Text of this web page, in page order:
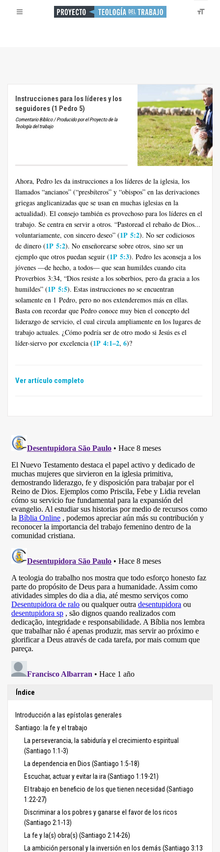
Instrucciones para los líderes y los
seguidores (1 Pedro 5)
Comentario Bíblico / Producido por el Proyecto de la
Teología del trabajo
Ahora, Pedro les da instrucciones a los líderes de la iglesia, los
llamados “ancianos” (“presbíteros” y “obispos” en las derivaciones
griegas anglicanizadas que se usan en muchas iglesias en la
actualidad). El consejo también es provechoso para los líderes en el
trabajo. Se centra en servir a otros. “Pastoread el rebaño de Dios...
voluntariamente, con sincero deseo” (1P 5:2). No ser codiciosos
de dinero (1P 5:2). No enseñorearse sobre otros, sino ser un
ejemplo que otros puedan seguir (1P 5:3). Pedro les aconseja a los
jóvenes —de hecho, a todos— que sean humildes cuando cita
Proverbios 3:34, “Dios resiste a los soberbios, pero da gracia a los
humildes” (1P 5:5). Estas instrucciones no se encuentran
solamente en 1 Pedro, pero no nos extenderemos más en ellas.
Basta con recordar que Pedro conoce muy bien el concepto del
liderazgo de servicio, el cual circula ampliamente en los lugares de
trabajo actuales. ¿Cómo podría ser de otro modo si Jesús es el
líder-siervo por excelencia (1P 4:1–2, 6)?
Ver artículo completo
Índice
Introducción a las epístolas generales
Santiago: la fe y el trabajo
La perseverancia, la sabiduría y el crecimiento espiritual
(Santiago 1:1-3)
La dependencia en Dios (Santiago 1:5-18)
Escuchar, actuar y evitar la ira (Santiago 1:19-21)
El trabajo en beneficio de los que tienen necesidad (Santiago
1:22-27)
Discriminar a los pobres y ganarse el favor de los ricos
(Santiago 2:1-13)
La fe y la(s) obra(s) (Santiago 2:14-26)
La ambición personal y la inversión en los demás (Santiago 3:13